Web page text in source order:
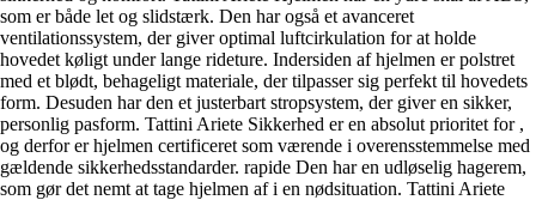
som er både let og slidstærk. Den har også et avanceret
ventilationssystem, der giver optimal luftcirkulation for at holde
hovedet køligt under lange rideture. Indersiden af hjelmen er polstret
med et blødt, behageligt materiale, der tilpasser sig perfekt til hovedets
form. Desuden har den et justerbart stropsystem, der giver en sikker,
personlig pasform. Tattini Ariete Sikkerhed er en absolut prioritet for ,
og derfor er hjelmen certificeret som værende i overensstemmelse med
gældende sikkerhedsstandarder. rapide Den har en udløselig hagerem,
som gør det nemt at tage hjelmen af i en nødsituation. Tattini Ariete